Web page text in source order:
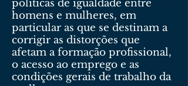
políticas de igualdade entre
homens e mulheres, em
particular as que se destinam a
corrigir as distorções que
afetam a formação profissional,
o acesso ao emprego e as
condições gerais de trabalho da